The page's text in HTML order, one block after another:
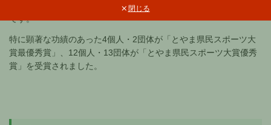
閉じる
る「令和７年度とやま県民スポーツ大賞」受賞者は別紙のとおり
です。
特に顕著な功績のあった4個人・2団体が「とやま県民スポーツ大
賞最優秀賞」、12個人・13団体が「とやま県民スポーツ大賞優秀
賞」を受賞されました。